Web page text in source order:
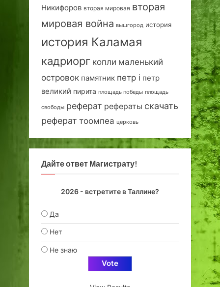
Никифоров вторая мировая вторая
мировая война вышгород история
история Каламая
кадриорг копли маленький
островок памятник петр i петр
великий пирита площадь победы площадь
свободы реферат рефераты скачать
реферат тоомпеа церковь
Дайте ответ Магистрату!
2026 - встретите в Таллине?
Да
Нет
Не знаю